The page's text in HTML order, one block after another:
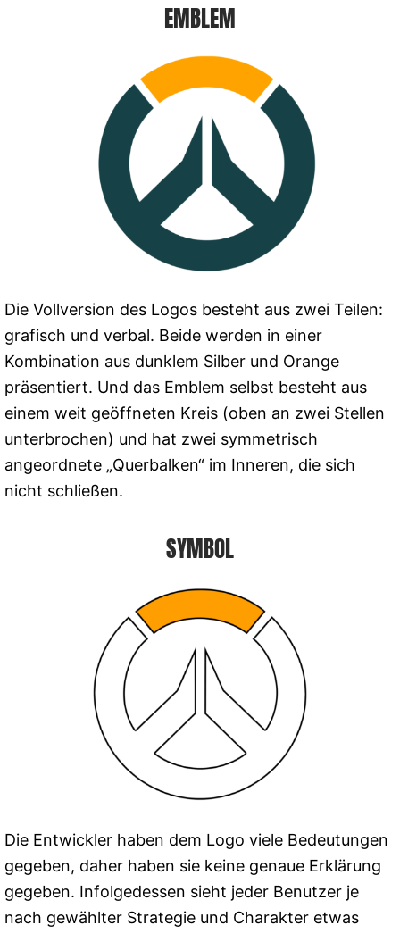
EMBLEM
Die Vollversion des Logos besteht aus zwei Teilen:
grafisch und verbal. Beide werden in einer
Kombination aus dunklem Silber und Orange
präsentiert. Und das Emblem selbst besteht aus
einem weit geöffneten Kreis (oben an zwei Stellen
unterbrochen) und hat zwei symmetrisch
angeordnete „Querbalken“ im Inneren, die sich
nicht schließen.
SYMBOL
Die Entwickler haben dem Logo viele Bedeutungen
gegeben, daher haben sie keine genaue Erklärung
gegeben. Infolgedessen sieht jeder Benutzer je
nach gewählter Strategie und Charakter etwas